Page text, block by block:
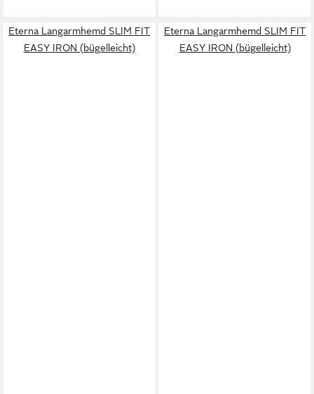
Eterna Langarmhemd SLIM FIT
EASY IRON (bügelleicht)
Eterna Langarmhemd SLIM FIT
EASY IRON (bügelleicht)